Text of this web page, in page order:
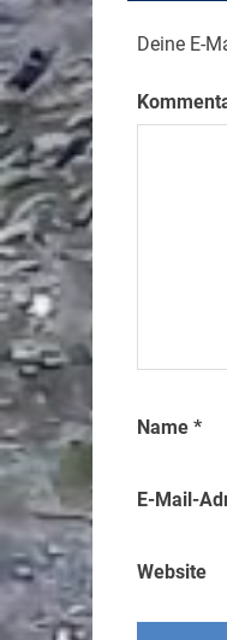
Deine E-
Name *
E-Mail-
Website